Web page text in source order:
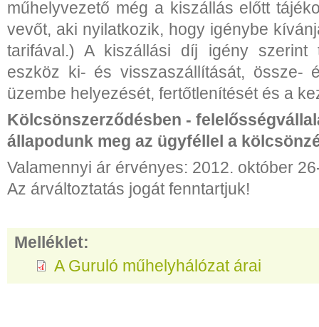
műhelyvezető még a kiszállás előtt
vevőt, aki nyilatkozik, hogy igénybe
tarifával.) A kiszállási díj igény szerint
eszköz ki- és visszaszállítását, össze-
üzembe helyezését, fertőtlenítését és a
Kölcsönszerződésben -
állapodunk meg az ügyféllel a
Valamennyi ár érvényes: 2012. október
Az árváltoztatás jogát fenntartjuk!
Melléklet:
A Guruló műhelyhálózat árai